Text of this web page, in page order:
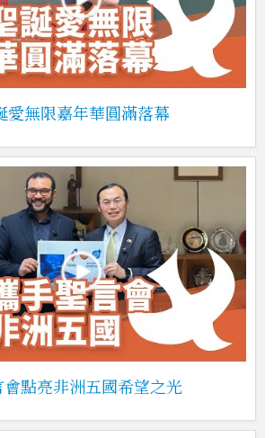
愛無限嘉年華圓滿落幕
點亮非洲五國希望之光